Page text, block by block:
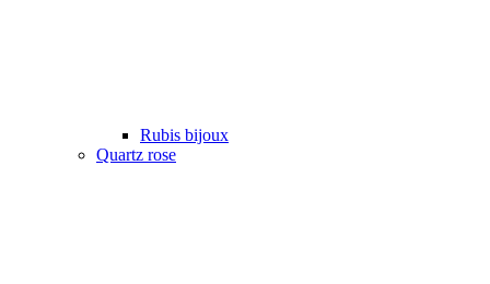
Rubis bijoux
Quartz rose